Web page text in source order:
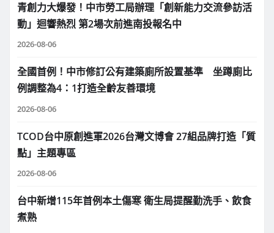
青創力大爆發！中市勞工局辦理「創新能力交流參訪活
動」迴響熱烈 第2場次前進南投報名中
2026-08-06
全國首例！中市修訂公有建築廁所設置基準 坐蹲廁比
例調整為4：1打造全齡友善環境
2026-08-06
TCOD台中原創進軍2026台灣文博會 27組品牌打造「質
點」主題專區
2026-08-06
台中新增115年首例本土傷寒 衛生局提醒勤洗手、飲食
煮熟